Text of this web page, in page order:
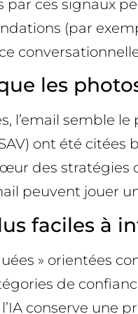
par ces signaux
(par
les
l’email semble
ont été
des stratégies
peuvent jouer
faciles à
» orientées
de
conserve une